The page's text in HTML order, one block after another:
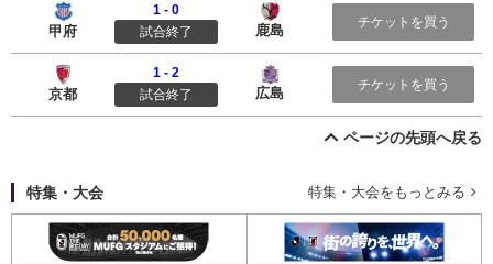
ヴァンフォーレ甲府
甲府
1 - 0
試合終了
鹿島
チケットを買う
京都サンガF.C.
京都
1 - 2
試合終了
広島
チケットを買う
ページの先頭へ戻る
特集・大会 特集・大会をもっとみる